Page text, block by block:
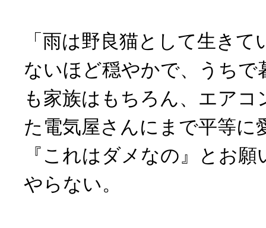
「雨は野良猫として生き
ないほど穏やかで、うちで
も家族はもちろん、エアコ
た電気屋さんにまで平等に
『これはダメなの』とお
やらない。